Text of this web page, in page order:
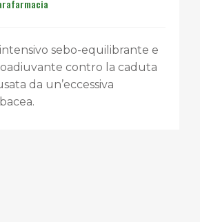
sebo-equilibrante e
contro la caduta
da un’eccessiva